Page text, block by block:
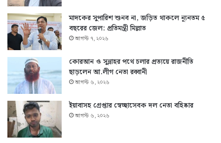
মাদকের সুপারিশ শুনব না, জড়িত থাকলে ন্যূনতম ৫
বছরের জেল: প্রতিমন্ত্রী মিল্লাত
আগস্ট ৭, ২০২৬
কোরআন ও সুন্নাহর পথে চলার প্রত্যয়ে রাজনীতি
ছাড়লেন আ.লীগ নেতা রব্বানী
আগস্ট ৬, ২০২৬
ইয়াবাসহ গ্রেপ্তার স্বেচ্ছাসেবক দল নেতা বহিষ্কার
আগস্ট ৬, ২০২৬